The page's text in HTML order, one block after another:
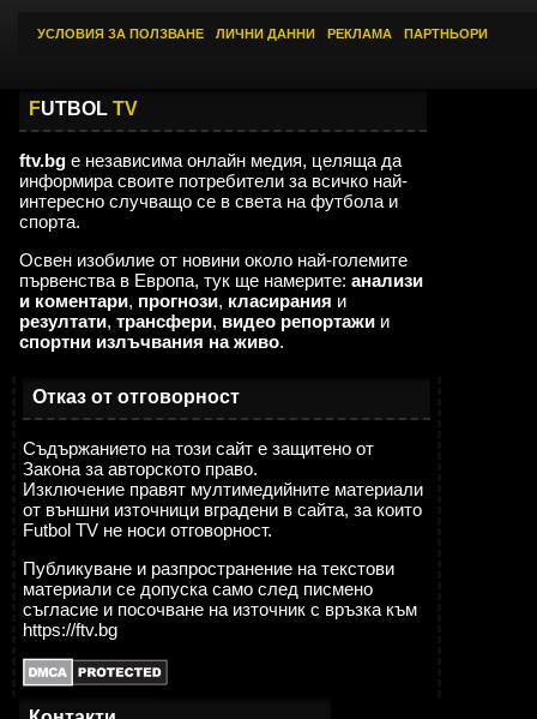
УСЛОВИЯ ЗА ПОЛЗВАНЕ ЛИЧНИ ДАННИ РЕКЛАМА ПАРТНЬОРИ
FUTBOL TV
ftv.bg е независима онлайн медия, целяща да
информира своите потребители за всичко най-
интересно случващо се в света на футбола и
спорта.
Освен изобилие от новини около най-големите
първенства в Европа, тук ще намерите: анализи
и коментари, прогнози, класирания и
резултати, трансфери, видео репортажи и
спортни излъчвания на живо.
Отказ от отговорност
Съдържанието на този сайт е защитено от
Закона за авторското право.
Изключение правят мултимедийните материали
от външни източници вградени в сайта, за които
Futbol TV не носи отговорност.
Публикуване и разпространение на текстови
материали се допуска само след писмено
съгласие и посочване на източник с връзка към
https://ftv.bg